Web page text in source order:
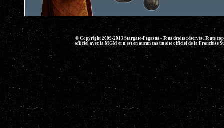
© Copyright 2009-2013 Stargate-Pegasus - Tous droits réservés. Toute
officiel avec la MGM et n'est en aucun cas un site officiel de la Franchise